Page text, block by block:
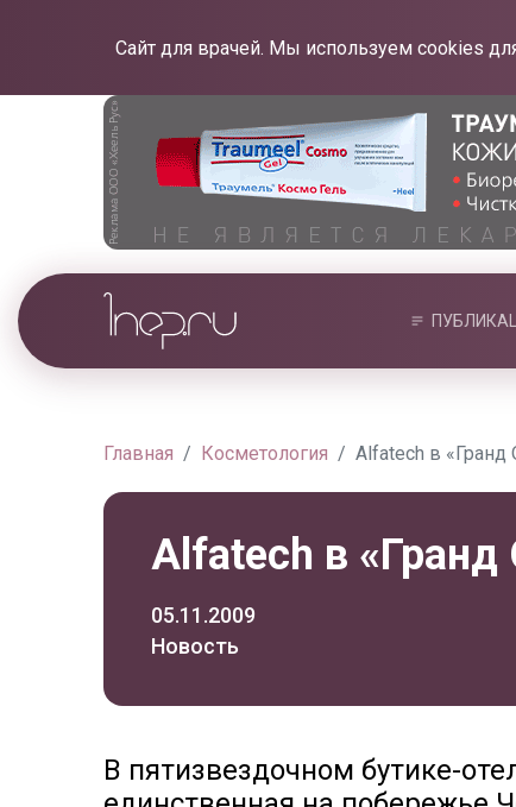
Сайт для врачей. Мы используем cookies
Главная Косметология Alfatech в
Alfatech в
05.11.2009
Новость
В пятизвездочном бутике-